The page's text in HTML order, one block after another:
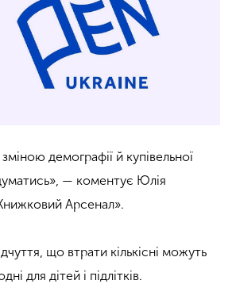
демографії й купівельної
— коментує Юлія
Арсенал».
що втрати кількісні можуть
для дітей і підлітків.